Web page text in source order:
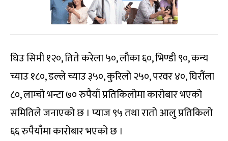
घिउ सिमी १२०, तिते करेला ५०, लौका ६०, भिण्डी ९०, कन्य
च्याउ १८०, डल्ले च्याउ ३५०, कुरिलो २५०, परवर ४०, घिरौंला
८०, लाम्चो भन्टा ७० रुपैयाँ प्रतिकिलोमा कारोबार भएको
समितिले जनाएको छ । प्याज ९५ तथा रातो आलु प्रतिकिलो
६६ रुपैयाँमा कारोबार भएको छ ।